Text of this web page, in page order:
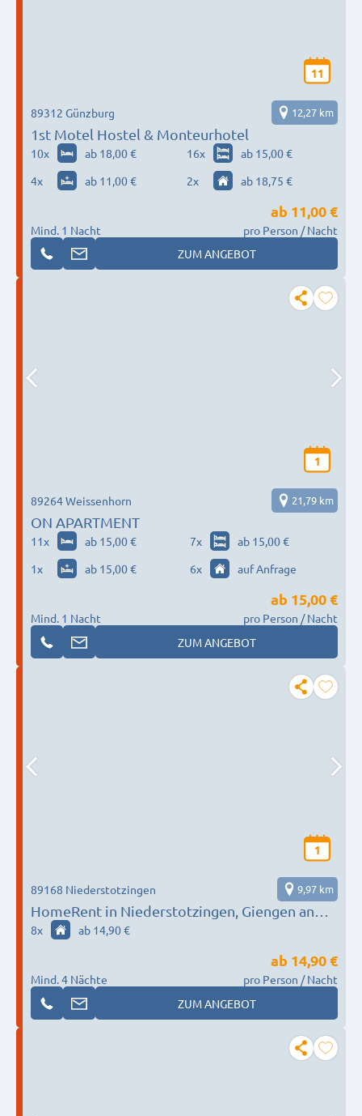
11
1st Motel Hostel & Monteurhotel
89312 Günzburg 12,27 km
10x ab 18,00 € 16x
ab 15,00 €
4x ab 11,00 € 2x ab 18,75 €
Mind. 1 Nacht
ab 11,00 €
pro Person / Nacht
ZUM ANGEBOT
1
ON APARTMENT
89264 Weissenhorn 21,79 km
11x ab 15,00 € 7x
ab 15,00 €
1x ab 15,00 € 6x auf Anfrage
Mind. 1 Nacht
ab 15,00 €
pro Person / Nacht
ZUM ANGEBOT
1
HomeRent in Niederstotzingen, Giengen an
der Brenz, Gerstetten HR-55126-
89168 Niederstotzingen 9,97 km
8x ab 14,90 €
Mind. 4 Nächte
ab 14,90 €
pro Person / Nacht
ZUM ANGEBOT